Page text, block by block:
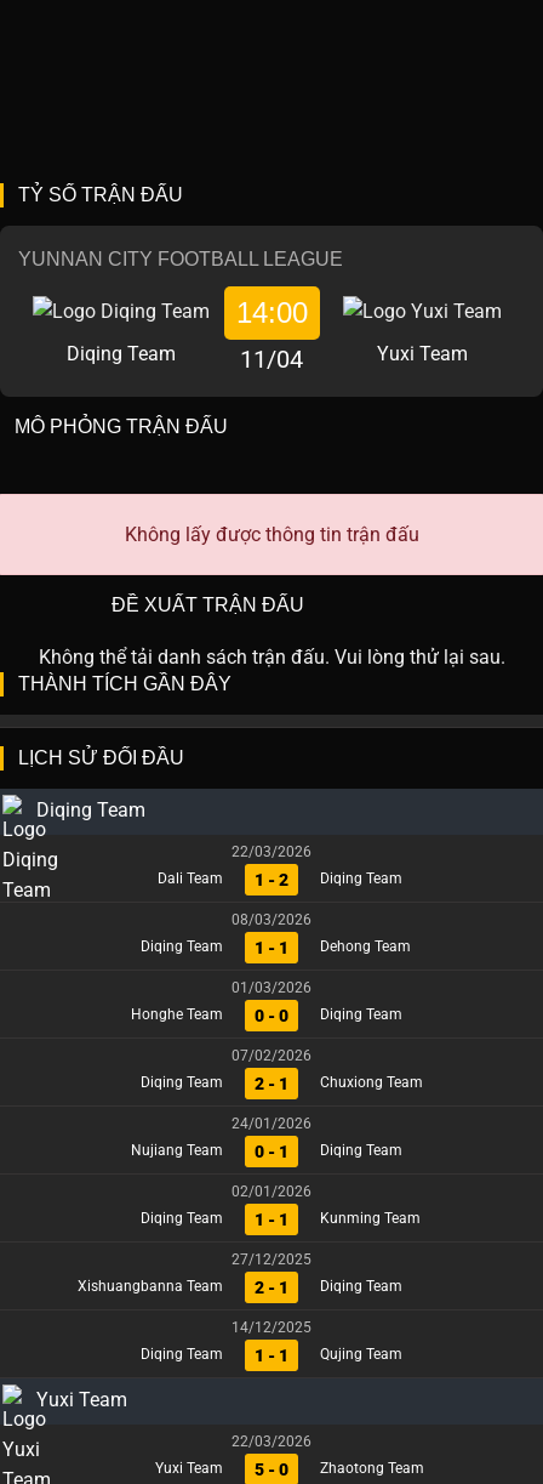
TỶ SỐ TRẬN ĐẤU
YUNNAN CITY FOOTBALL LEAGUE
Diqing Team
14:00
11/04 Yuxi Team
MÔ PHỎNG TRẬN ĐẤU
Không lấy được thông tin trận đấu
ĐỀ XUẤT TRẬN ĐẤU
Không thể tải danh sách trận đấu. Vui lòng thử lại sau.
THÀNH TÍCH GẦN ĐÂY
LỊCH SỬ ĐỐI ĐẦU
Diqing Team
22/03/2026
Dali Team
1 - 2 Diqing Team
08/03/2026
Diqing Team
1 - 1 Dehong Team
01/03/2026
Honghe Team
0 - 0 Diqing Team
07/02/2026
Diqing Team
2 - 1 Chuxiong Team
24/01/2026
Nujiang Team
0 - 1 Diqing Team
02/01/2026
Diqing Team
1 - 1 Kunming Team
27/12/2025
Xishuangbanna Team
2 - 1 Diqing Team
14/12/2025
Diqing Team
1 - 1 Qujing Team
Yuxi Team
22/03/2026
Yuxi Team
5 - 0 Zhaotong Team